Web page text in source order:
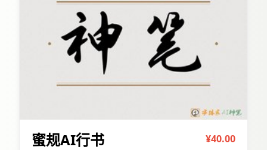
蜜规AI行书 ¥40.00